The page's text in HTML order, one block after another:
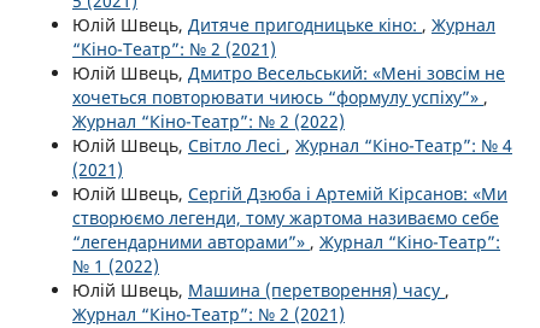
Юлій Швець, Дитяче пригодницьке кіно: , Журнал
“Кіно-Театр”: № 2 (2021)
Юлій Швець, Дмитро Весельський: «Мені зовсім не
хочеться повторювати чиюсь “формулу успіху”» ,
Журнал “Кіно-Театр”: № 2 (2022)
Юлій Швець, Світло Лесі , Журнал “Кіно-Театр”: № 4
(2021)
Юлій Швець, Сергій Дзюба і Артемій Кірсанов: «Ми
створюємо легенди, тому жартома називаємо себе
“легендарними авторами”» , Журнал “Кіно-Театр”:
№ 1 (2022)
Юлій Швець, Машина (перетворення) часу ,
Журнал “Кіно-Театр”: № 2 (2021)